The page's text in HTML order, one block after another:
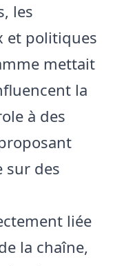
les
et politiques
mettait
la
à des
sur des
liée
la chaîne,